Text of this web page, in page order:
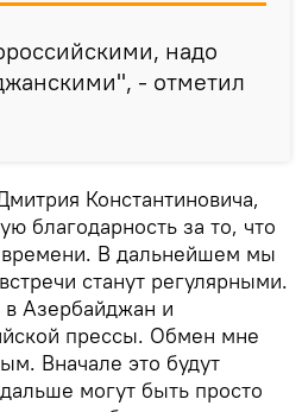
надо
- отметил
Константиновича,
благодарность за то, что
В дальнейшем мы
станут регулярными.
Азербайджан и
прессы. Обмен мне
Вначале это будут
могут быть просто